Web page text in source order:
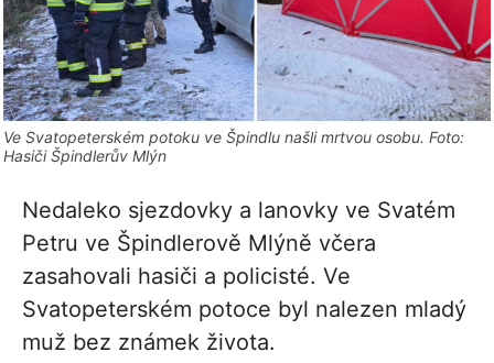
Ve Svatopeterském potoku ve Špindlu našli mrtvou osobu. Foto:
Hasiči Špindlerův Mlýn
Nedaleko sjezdovky a lanovky ve Svatém
Petru ve Špindlerově Mlýně včera
zasahovali hasiči a policisté. Ve
Svatopeterském potoce byl nalezen mladý
muž bez známek života.